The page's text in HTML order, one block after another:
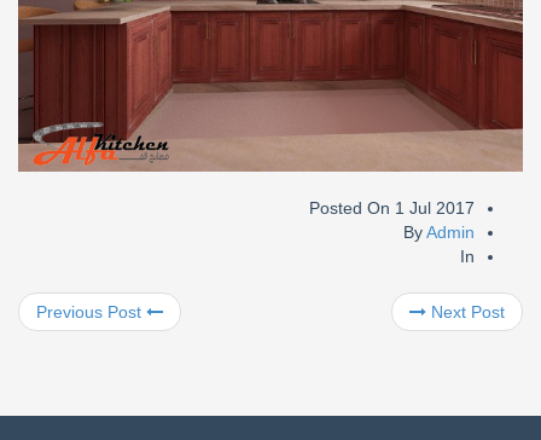
Posted On 1 Jul 2017
ByAdmin
In
Next Post